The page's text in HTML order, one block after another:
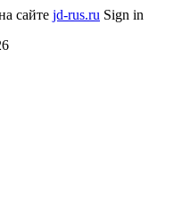
сайте jd-rus.ru Sign in